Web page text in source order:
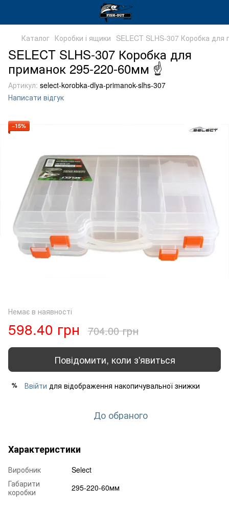
Каталог Коробки і ящики SELECT SLHS-307 Коробка для
SELECT SLHS-307 Коробка для
приманок 295-220-60мм ☝
Артикул: select-korobka-dlya-primanok-slhs-307
Написати відгук
−15%
Немає в наявності
598.40 грн 704.00 грн
Повідомити, коли з'явиться
% Ввійти для відображення накопичувальної знижки
До обраного
Характеристики
Виробник
Select
Габарити
коробки
295-220-60мм